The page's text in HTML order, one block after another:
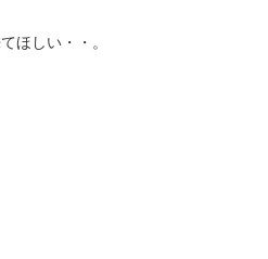
ほしい・・。